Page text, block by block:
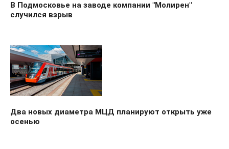
В Подмосковье на заводе компании "Молирен"
случился взрыв
Два новых диаметра МЦД планируют открыть уже
осенью